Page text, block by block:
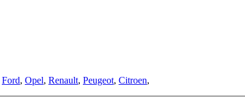
Ford, Opel, Renault, Peugeot, Citroen,